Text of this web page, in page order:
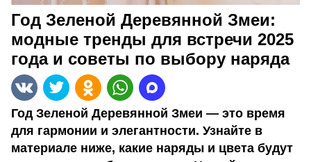
Год Зеленой Деревянной Змеи:
модные тренды для встречи 2025
года и советы по выбору наряда
Год Зеленой Деревянной Змеи — это время
для гармонии и элегантности. Узнайте в
материале ниже, какие наряды и цвета будут